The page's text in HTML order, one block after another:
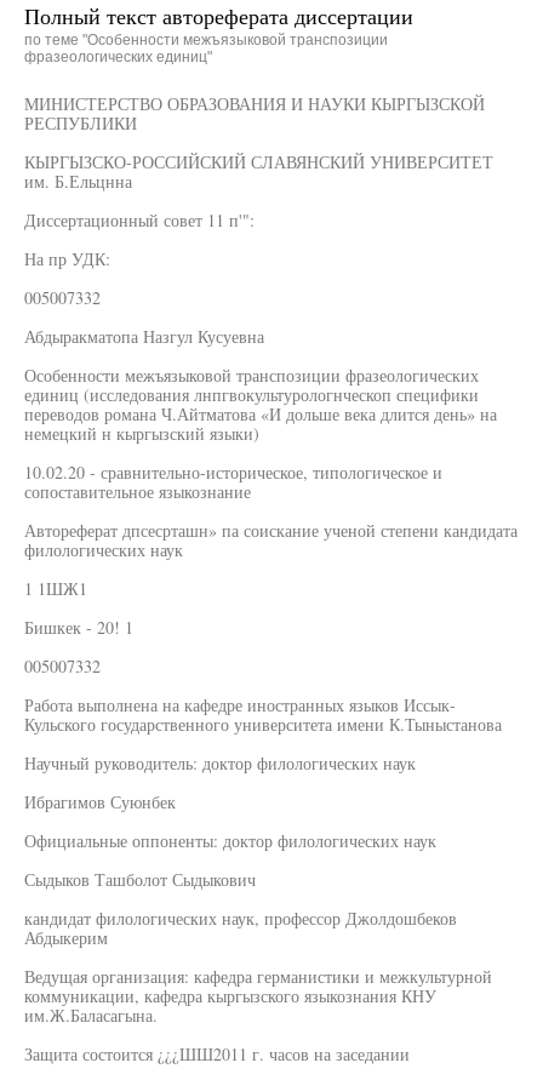
Полный текст автореферата диссертации
по теме "Особенности межъязыковой транспозиции
фразеологических единиц"
МИНИСТЕРСТВО ОБРАЗОВАНИЯ И НАУКИ КЫРГЫЗСКОЙ
РЕСПУБЛИКИ
КЫРГЫЗСКО-РОССИЙСКИЙ СЛАВЯНСКИЙ УНИВЕРСИТЕТ
им. Б.Ельцнна
Диссертационный совет 11 п'":
На пр УДК:
005007332
Абдыракматопа Назгул Кусуевна
Особенности межъязыковой транспозиции фразеологических
единиц (исследования лнпгвокультурологнческоп специфики
переводов романа Ч.Айтматова «И дольше века длится день» на
немецкий н кыргызский языки)
10.02.20 - сравнительно-историческое, типологическое и
сопоставительное языкознание
Автореферат дпсесрташн» па соискание ученой степени кандидата
филологических наук
1 1ШЖ1
Бишкек - 20! 1
005007332
Работа выполнена на кафедре иностранных языков Иссык-
Кульского государственного университета имени К.Тыныстанова
Научный руководитель: доктор филологических наук
Ибрагимов Суюнбек
Официальные оппоненты: доктор филологических наук
Сыдыков Ташболот Сыдыкович
кандидат филологических наук, профессор Джолдошбеков
Абдыкерим
Ведущая организация: кафедра германистики и межкультурной
коммуникации, кафедра кыргызского языкознания КНУ
им.Ж.Баласагына.
Защита состоится ¿¿¿ШШ2011 г. часов на заседании